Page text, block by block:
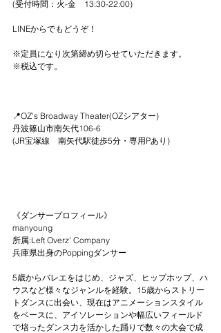
(受付時間：火-金　13:30-22:00)
LINEからでもどうぞ！
※定員になり次第締め切らせていただきます。
※税込です。
📍OZ's Broadway Theater(OZシアター)
丹波篠山市南矢代106-6
(JR宝塚線　南矢代駅徒歩5分・専用Pあり)
《ダンサープロフィール》
manyoung
所属:Left Overz' Company
兵庫県出身のPoppingダンサー
5歳からバレエをはじめ、ジャズ、ヒップホップ、ハ
ウスなど様々なジャンルを経験。15歳からストリー
トダンスに出会い、現在はアニメーションスタイル
をベースに、アイソレーションや幅広いフィールド
で培ったダンス力を活かした踊りで数々の大会で成